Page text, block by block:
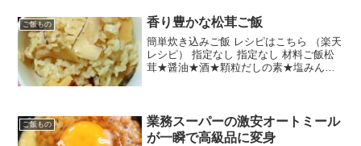
ご飯もの 香り豊かな松茸ご飯
簡単炊き込みご飯 レシピはこちら （楽天
レシピ） 指定なし 指定なし 材料ご飯松
茸★醤油★酒★顆粒だしの素★塩みんな
ご飯もの
業務スーパーの激安オートミール
が一瞬で高級品に変身